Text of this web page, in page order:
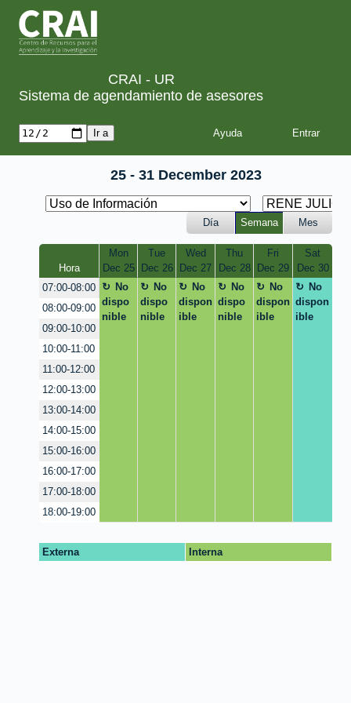
CRAI - UR
Sistema de agendamiento de asesores
Ayuda
25 - 31 December 2023
Día Semana Mes
Hora
Mon
Dec 25
Tue
Dec 26
Wed
Dec 27
Thu
Dec 28
Fri
Dec 29
Sat
Dec 30
07:00-08:00
No
dispo
nible
No
dispo
nible
No
dispon
ible
No
dispo
nible
No
dispon
ible
No
dispon
ible
08:00-09:00
09:00-10:00
10:00-11:00
11:00-12:00
12:00-13:00
13:00-14:00
14:00-15:00
15:00-16:00
16:00-17:00
17:00-18:00
18:00-19:00
Externa Interna